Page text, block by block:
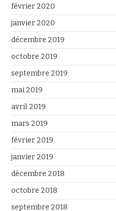
février 2020
janvier 2020
décembre 2019
octobre 2019
septembre 2019
mai 2019
avril 2019
mars 2019
février 2019
janvier 2019
décembre 2018
octobre 2018
septembre 2018